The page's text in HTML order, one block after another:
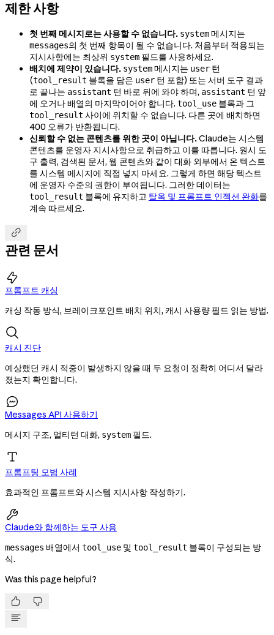
제한 사항
첫 번째 메시지로는 사용할 수 없습니다. system메시지는
messages의 첫 번째 항목이 될 수 없습니다. 처음부터 적용되는
지시사항에는 최상위 system 필드를 사용하세요.
배치에 제약이 있습니다. system메시지는 user 턴
(tool_result 블록을 담은 user 턴 포함) 또는 서버 도구 결과
로 끝나는 assistant 턴 바로 뒤에 와야 하며, assistant 턴 앞
에 오거나 배열의 마지막이어야 합니다. tool_use 블록과 그
tool_result 사이에 위치할 수 없습니다. 다른 곳에 배치하면
400 오류가 반환됩니다.
신뢰할 수 없는 콘텐츠를 위한 곳이 아닙니다.Claude는 시스템
콘텐츠를 운영자 지시사항으로 취급하고 이를 따릅니다. 원시 도
구 출력, 검색된 문서, 웹 콘텐츠와 같이 대화 외부에서 온 텍스트
를 시스템 메시지에 직접 넣지 마세요. 그렇게 하면 해당 텍스트
에 운영자 수준의 권한이 부여됩니다. 그러한 데이터는
tool_result 블록에 유지하고 탈옥 및 프롬프트 인젝션 완화를
계속 따르세요.

관련 문서

프롬프트 캐싱
캐싱 작동 방식, 브레이크포인트 배치 위치, 캐시 사용량 필드 읽는 방법.
캐시 진단
예상했던 캐시 적중이 발생하지 않을 때 두 요청이 정확히 어디서 달라
졌는지 확인합니다.

Messages API 사용하기
메시지 구조, 멀티턴 대화, system 필드.
프롬프팅 모범 사례
효과적인 프롬프트와 시스템 지시사항 작성하기.

Claude와 함께하는 도구 사용
messages 배열에서 tool_use 및 tool_result 블록이 구성되는 방
식.
Was this page helpful?
 